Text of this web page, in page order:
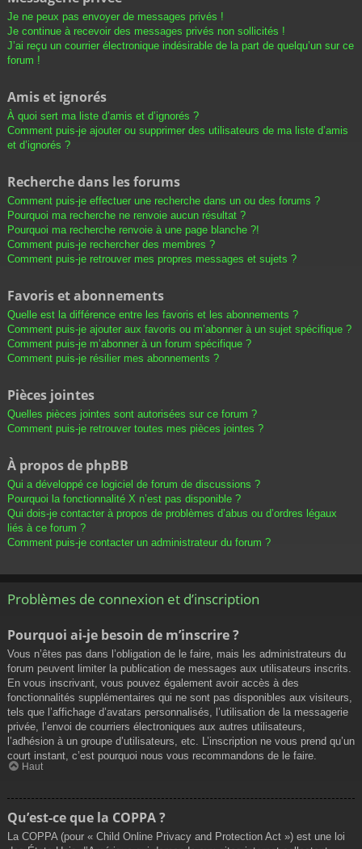
Je ne peux pas envoyer de messages privés !
Je continue à recevoir des messages privés non sollicités !
J’ai reçu un courrier électronique indésirable de la part de quelqu’un sur ce
forum !
Amis et ignorés
À quoi sert ma liste d’amis et d’ignorés ?
Comment puis-je ajouter ou supprimer des utilisateurs de ma liste d’amis
et d’ignorés ?
Recherche dans les forums
Comment puis-je effectuer une recherche dans un ou des forums ?
Pourquoi ma recherche ne renvoie aucun résultat ?
Pourquoi ma recherche renvoie à une page blanche ?!
Comment puis-je rechercher des membres ?
Comment puis-je retrouver mes propres messages et sujets ?
Favoris et abonnements
Quelle est la différence entre les favoris et les abonnements ?
Comment puis-je ajouter aux favoris ou m’abonner à un sujet spécifique ?
Comment puis-je m’abonner à un forum spécifique ?
Comment puis-je résilier mes abonnements ?
Pièces jointes
Quelles pièces jointes sont autorisées sur ce forum ?
Comment puis-je retrouver toutes mes pièces jointes ?
À propos de phpBB
Qui a développé ce logiciel de forum de discussions ?
Pourquoi la fonctionnalité X n’est pas disponible ?
Qui dois-je contacter à propos de problèmes d’abus ou d’ordres légaux
liés à ce forum ?
Comment puis-je contacter un administrateur du forum ?
Problèmes de connexion et d’inscription
Pourquoi ai-je besoin de m’inscrire ?
Vous n’êtes pas dans l’obligation de le faire, mais les administrateurs du
forum peuvent limiter la publication de messages aux utilisateurs inscrits.
En vous inscrivant, vous pouvez également avoir accès à des
fonctionnalités supplémentaires qui ne sont pas disponibles aux visiteurs,
tels que l’affichage d’avatars personnalisés, l’utilisation de la messagerie
privée, l’envoi de courriers électroniques aux autres utilisateurs,
l’adhésion à un groupe d’utilisateurs, etc. L’inscription ne vous prend qu’un
court instant, c’est pourquoi nous vous recommandons de le faire.
Haut
Qu’est-ce que la COPPA ?
La COPPA (pour « Child Online Privacy and Protection Act ») est une loi